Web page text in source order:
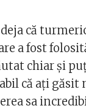
că
a fost
chiar și
că ați găsit
sa